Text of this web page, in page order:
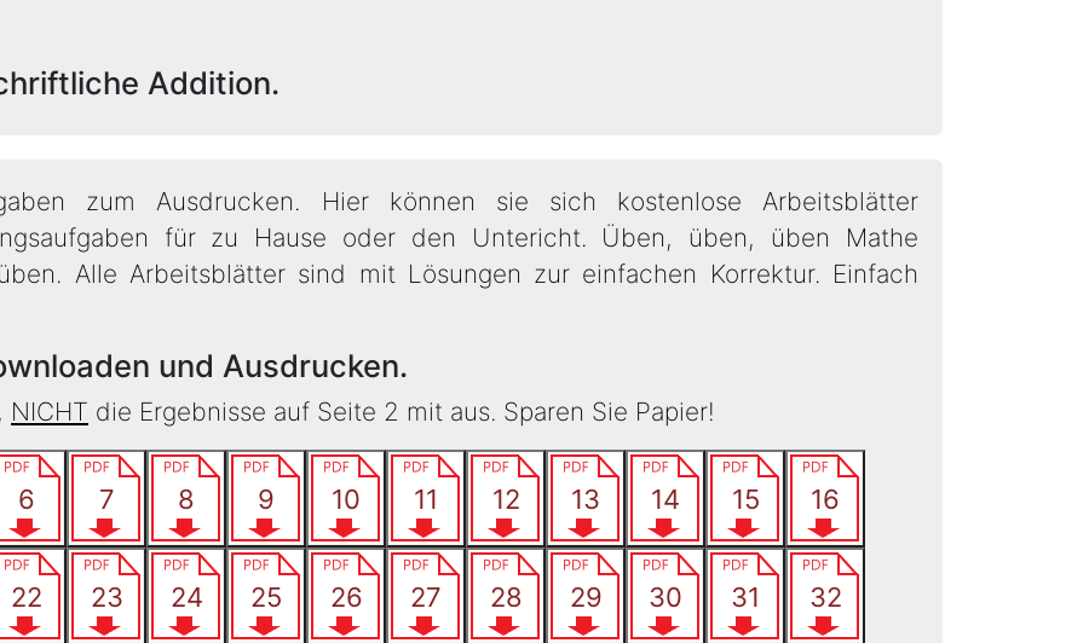
Addition.
zum Ausdrucken. Hier können sie sich kostenlose Arbeitsblätter
für zu Hause oder den Untericht. Üben, üben, üben Mathe
Alle Arbeitsblätter sind mit Lösungen zur einfachen Korrektur. Einfach
und Ausdrucken.
NICHT die Ergebnisse auf Seite 2 mit aus. Sparen Sie Papier!